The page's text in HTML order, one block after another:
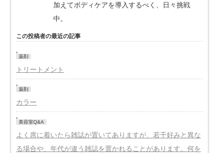
加えてボディケアを導入するべく、日々挑戦
中。
この投稿者の最近の記事
薬剤
トリートメント
薬剤
カラー
美容室Q&A
よく席に着いたら雑誌が置いてありますが、若干好みと異な
る場合や、年代が違う雑誌を置かれることがあります。何を